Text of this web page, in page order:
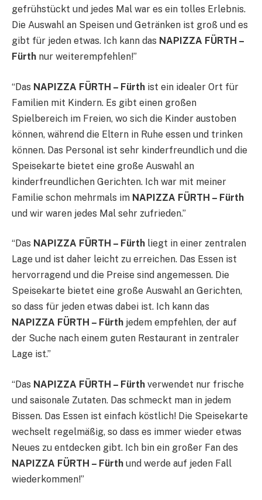
gefrühstückt und jedes Mal war es ein tolles Erlebnis.
Die Auswahl an Speisen und Getränken ist groß und es
gibt für jeden etwas. Ich kann das NAPIZZA FÜRTH –
Fürth nur weiterempfehlen!”
“Das NAPIZZA FÜRTH – Fürth ist ein idealer Ort für
Familien mit Kindern. Es gibt einen großen
Spielbereich im Freien, wo sich die Kinder austoben
können, während die Eltern in Ruhe essen und trinken
können. Das Personal ist sehr kinderfreundlich und die
Speisekarte bietet eine große Auswahl an
kinderfreundlichen Gerichten. Ich war mit meiner
Familie schon mehrmals im NAPIZZA FÜRTH – Fürth
und wir waren jedes Mal sehr zufrieden.”
“Das NAPIZZA FÜRTH – Fürth liegt in einer zentralen
Lage und ist daher leicht zu erreichen. Das Essen ist
hervorragend und die Preise sind angemessen. Die
Speisekarte bietet eine große Auswahl an Gerichten,
so dass für jeden etwas dabei ist. Ich kann das
NAPIZZA FÜRTH – Fürth jedem empfehlen, der auf
der Suche nach einem guten Restaurant in zentraler
Lage ist.”
“Das NAPIZZA FÜRTH – Fürth verwendet nur frische
und saisonale Zutaten. Das schmeckt man in jedem
Bissen. Das Essen ist einfach köstlich! Die Speisekarte
wechselt regelmäßig, so dass es immer wieder etwas
Neues zu entdecken gibt. Ich bin ein großer Fan des
NAPIZZA FÜRTH – Fürth und werde auf jeden Fall
wiederkommen!”